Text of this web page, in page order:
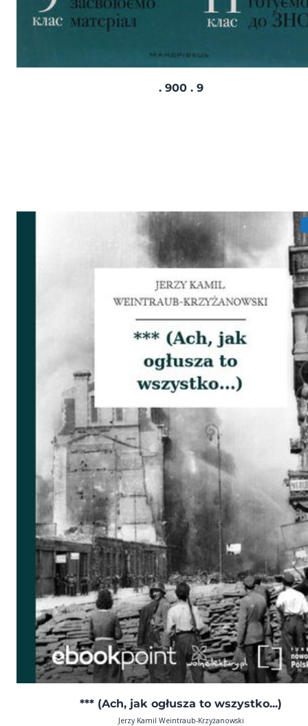
. 900 . 9
*** (Ach, jak ogłusza to wszystko...)
Jerzy Kamil Weintraub-Krzyżanowski